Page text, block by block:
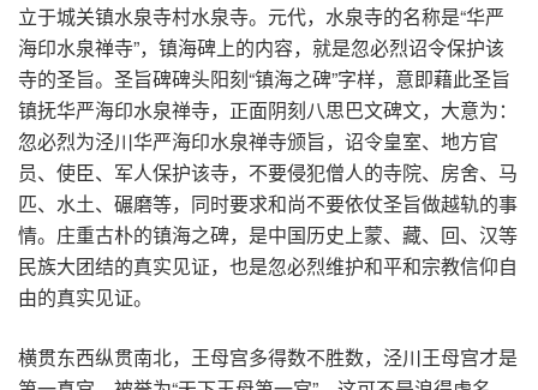
立于城关镇水泉寺村水泉寺。元代，水泉寺的名称是“华严
海印水泉禅寺”，镇海碑上的内容，就是忽必烈诏令保护该
寺的圣旨。圣旨碑碑头阳刻“镇海之碑”字样，意即藉此圣旨
镇抚华严海印水泉禅寺，正面阴刻八思巴文碑文，大意为：
忽必烈为泾川华严海印水泉禅寺颁旨，诏令皇室、地方官
员、使臣、军人保护该寺，不要侵犯僧人的寺院、房舍、马
匹、水土、碾磨等，同时要求和尚不要依仗圣旨做越轨的事
情。庄重古朴的镇海之碑，是中国历史上蒙、藏、回、汉等
民族大团结的真实见证，也是忽必烈维护和平和宗教信仰自
由的真实见证。
横贯东西纵贯南北，王母宫多得数不胜数，泾川王母宫才是